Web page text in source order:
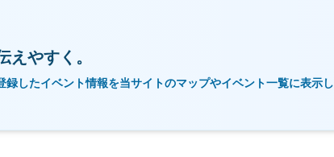
えやすく。
したイベント情報を当サイトのマップやイベント一覧に表示し